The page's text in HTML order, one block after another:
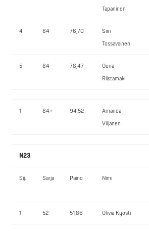
Tapaninen
4 84 76,70
Siiri
Tossavainen
5 84 78,47
Oona
Riistamäki
1 84+ 94,52
Amanda
Viljanen
N23
Sij. Sarja Paino Nimi
1 52 51,86 Olivia Kyösti